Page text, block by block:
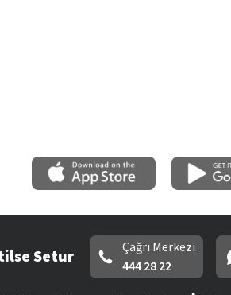
Setur
Çağrı Merkezi
444 28 22